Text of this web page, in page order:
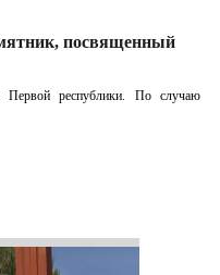
посвященный
Первой республики. По случаю